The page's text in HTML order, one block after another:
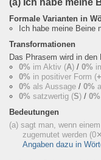
(a) Ich habe meine
Formale Varianten in
Ich habe meine Beine
Transformationen
Das Phrasem wird in
0% im Aktiv (A) / 0%
0% in positiver Form (+
0% als Aussage / 0%
0% satzwertig (S) / 0%
Bedeutungen
(a) sagt man, wenn
zugemutet werden
Angaben dazu in